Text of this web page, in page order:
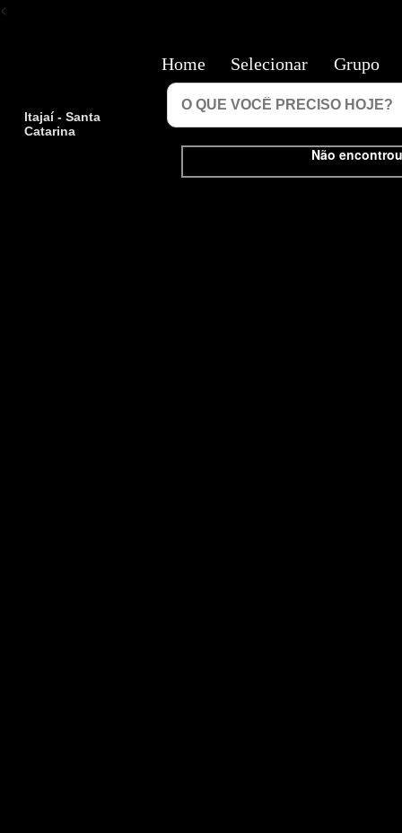
<
Itajaí - Santa
Catarina
Não
Home Selecionar Grupo